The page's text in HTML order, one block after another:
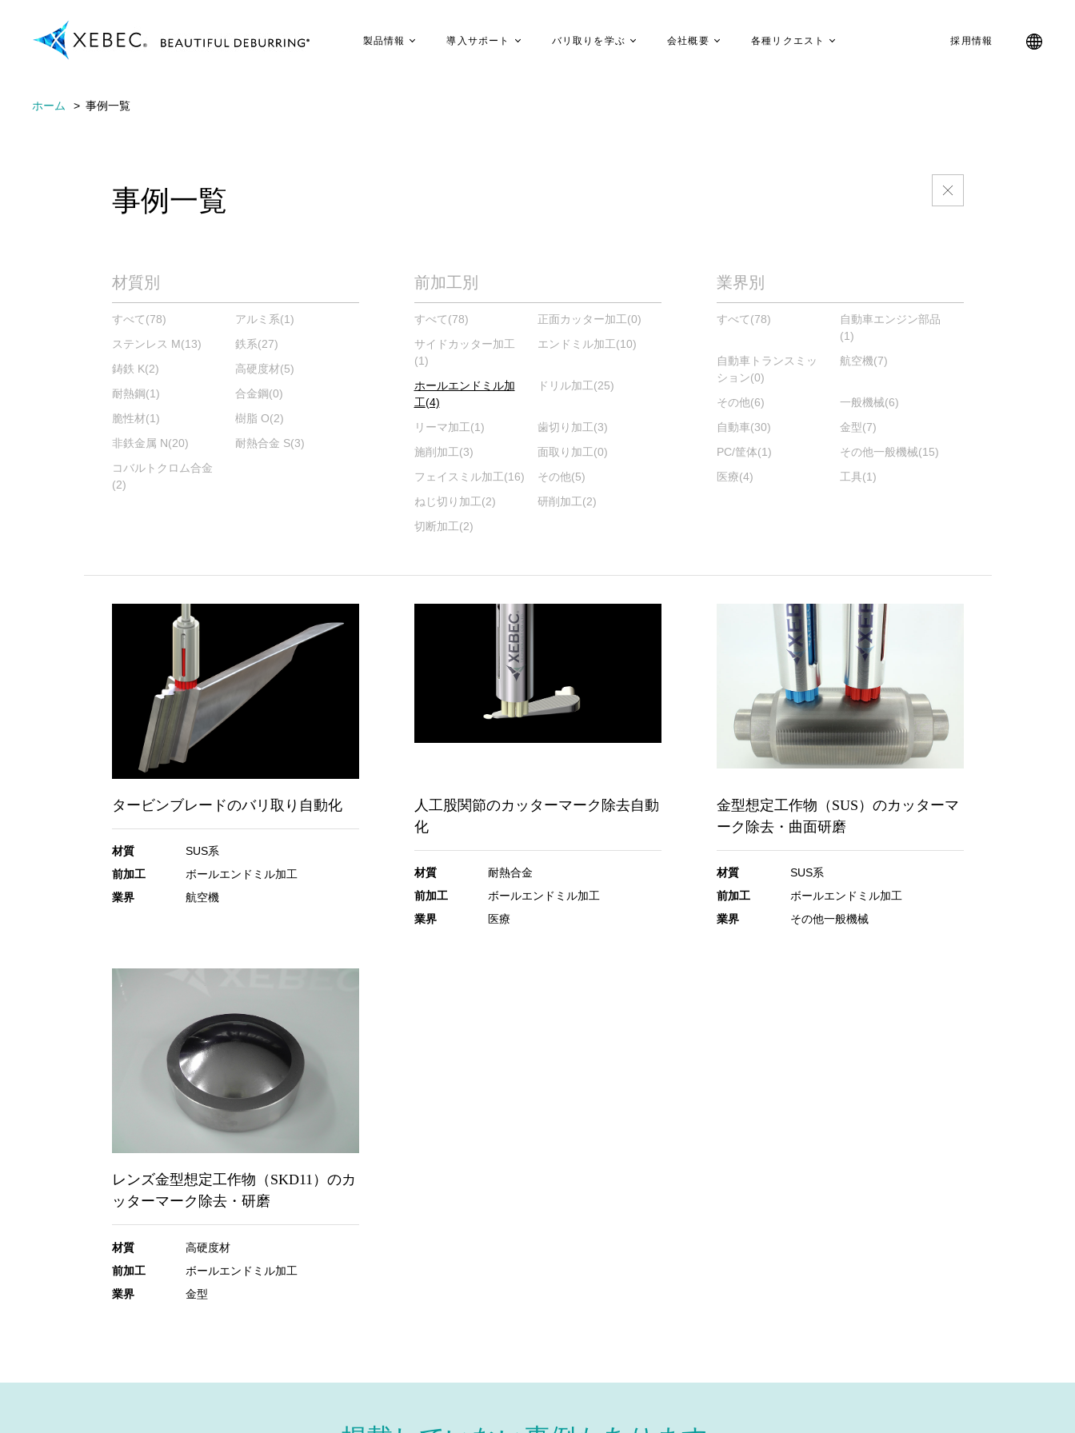
製品情報 導入サポート バリ取りを学ぶ 会社概要 各種リクエスト 採用情報
ホーム 事例一覧
事例一覧
材質別
すべて(78) アルミ系(1)
ステンレス M(13) 鉄系(27)
鋳鉄 K(2) 高硬度材(5)
耐熱鋼(1) 合金鋼(0)
脆性材(1) 樹脂 O(2)
非鉄金属 N(20) 耐熱合金 S(3)
コバルトクロム合金
(2)
前加工別
すべて(78) 正面カッター加工(0)
サイドカッター加工
(1)
エンドミル加工(10)
ホールエンドミル加
工(4)
ドリル加工(25)
リーマ加工(1) 歯切り加工(3)
施削加工(3) 面取り加工(0)
フェイスミル加工(16) その他(5)
ねじ切り加工(2) 研削加工(2)
切断加工(2)
業界別
すべて(78)
自動車エンジン部品
(1)
自動車トランスミッ
ション(0)
航空機(7)
その他(6) 一般機械(6)
自動車(30) 金型(7)
PC/筐体(1) その他一般機械(15)
医療(4) 工具(1)
タービンブレードのバリ取り自動化
材質
SUS系
前加工
ボールエンドミル加工
業界
航空機
人工股関節のカッターマーク除去自動
化
材質
耐熱合金
前加工
ボールエンドミル加工
業界
医療
金型想定工作物（SUS）のカッターマ
ーク除去・曲面研磨
材質
SUS系
前加工
ボールエンドミル加工
業界
その他一般機械
レンズ金型想定工作物（SKD11）のカ
ッターマーク除去・研磨
材質
高硬度材
前加工
ボールエンドミル加工
業界
金型